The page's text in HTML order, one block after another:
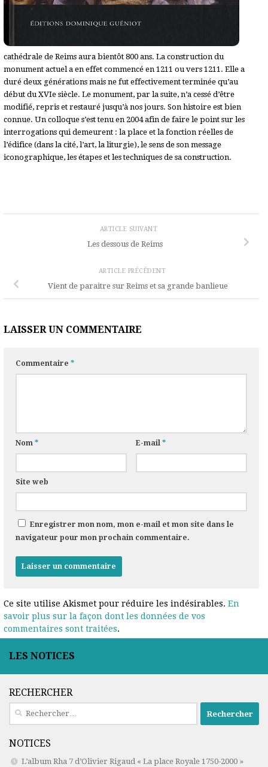
cathédrale de Reims aura bientôt 800 ans. La construction du
monument actuel a en effet commencé en 1211 ou vers 1211. Elle a
duré deux générations mais ne fut effectivement terminée qu’au
début du XVIe siècle. Le monument, par la suite, n’a cessé d’être
modifié, repris et restauré jusqu’à nos jours. Son histoire est bien
connue. Un colloque s’est tenu en 2004 afin de faire le point sur les
interrogations qui demeurent : la place et la fonction réelles de
l’édifice (dans la cité, l’art, la liturgie), le sens de son message
iconographique, les étapes et les techniques de sa construction.
ARTICLE SUIVANT
Les dessous de Reims
ARTICLE PRÉCÉDENT
Vient de paraitre sur Reims et sa grande banlieue
LAISSER UN COMMENTAIRE
Commentaire*
Nom* E-mail*
Site web
Enregistrer mon nom, mon e-mail et mon site dans le
navigateur pour mon prochain commentaire.
Ce site utilise Akismet pour réduire les indésirables.En
savoir plus sur la façon dont les données de vos
commentaires sont traitées.
LES NOTICES
RECHERCHER
Rechercher :
NOTICES
L’album Rha 7 d’Olivier Rigaud « La place Royale 1750-2000 »